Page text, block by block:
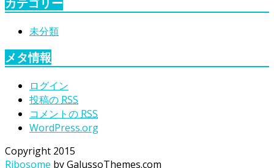
未分類
メタ情報
ログイン
投稿の RSS
コメントの RSS
WordPress.org
Copyright 2015
Ribosome by GalussoThemes.com